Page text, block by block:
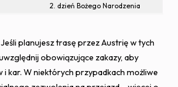
2. dzień Bożego Narodzenia
Jeśli planujesz trasę przez Austrię w tych
obowiązujące zakazy, aby
i kar. W niektórych przypadkach możliwe